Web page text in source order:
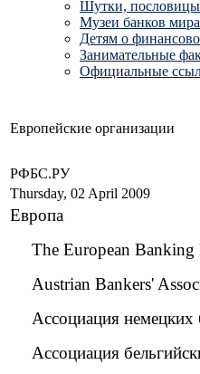
Шутки, пословицы
Музеи банков мира
Детям о
Занимательные
Официальные
Европейские организации
РФБС.РУ
Thursday, 02 April 2009
Европа
The European Banking
Austrian Bankers'
Ассоциация немецких
Ассоциация